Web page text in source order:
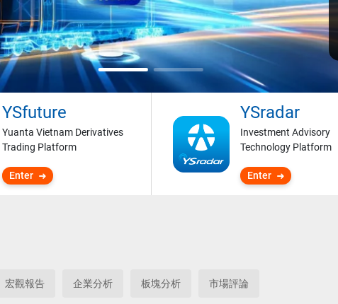
YSfuture
Yuanta Vietnam Derivatives
Trading Platform
Enter
YSradar
Investment Advisory
Technology Platform
Enter
宏觀報告 企業分析 板塊分析 市場評論